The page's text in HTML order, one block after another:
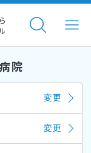
院
変更
変更